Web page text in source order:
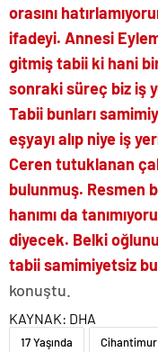
orasını
ifadeyi. Annesi
gitmiş tabii ki hani
sonraki süreç biz iş
Tabii bunları
eşyayı alıp niye iş
Ceren tutuklanan
bulunmuş. Resmen
hanımı da
diyecek. Belki
tabii samimiyetsiz
konuştu.
KAYNAK: DHA
17 Yaşında Cihantimur